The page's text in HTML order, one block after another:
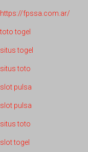
https://fpssa.com.ar/
toto togel
situs togel
situs toto
slot pulsa
slot pulsa
situs toto
slot togel